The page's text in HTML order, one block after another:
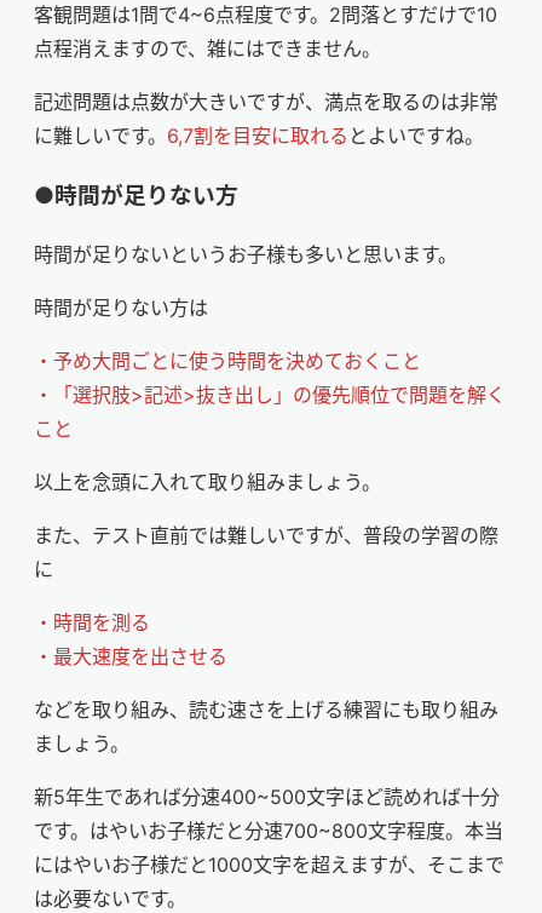
客観問題は1問で4~6点程度です。2問落とすだけで10
点程消えますので、雑にはできません。
記述問題は点数が大きいですが、満点を取るのは非常
に難しいです。 6,7割を目安に取れる とよいですね。
●時間が足りない方
時間が足りないというお子様も多いと思います。
時間が足りない方は
・予め大問ごとに使う時間を決めておくこと
・「選択肢>記述>抜き出し」の優先順位で問題を解く
こと
以上を念頭に入れて取り組みましょう。
また、テスト直前では難しいですが、普段の学習の際
に
・時間を測る
・最大速度を出させる
などを取り組み、読む速さを上げる練習にも取り組み
ましょう。
新5年生であれば分速400~500文字ほど読めれば十分
です。はやいお子様だと分速700~800文字程度。本当
にはやいお子様だと1000文字を超えますが、そこまで
は必要ないです。